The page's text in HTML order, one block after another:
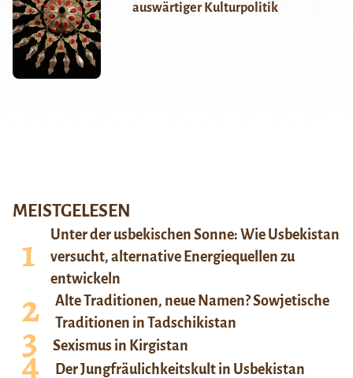
auswärtiger Kulturpolitik
MEISTGELESEN
Unter der usbekischen Sonne: Wie Usbekistan
versucht, alternative Energiequellen zu
entwickeln
Alte Traditionen, neue Namen? Sowjetische
Traditionen in Tadschikistan
Sexismus in Kirgistan
Der Jungfräulichkeitskult in Usbekistan